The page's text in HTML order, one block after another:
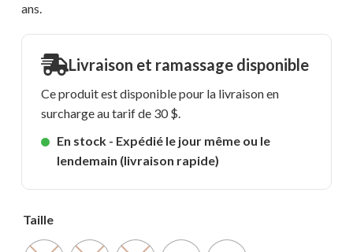
ans.
Livraison et ramassage disponible
Ce produit est disponible pour la livraison en
surcharge au tarif de 30 $.
En stock - Expédié le jour même ou le
lendemain (livraison rapide)
Taille